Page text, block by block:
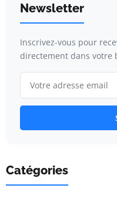
Newsletter
Inscrivez-vous pour
directement dans votre
Catégories